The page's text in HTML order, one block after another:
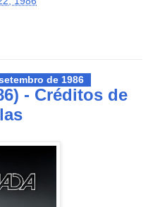
de 1986
- Créditos de